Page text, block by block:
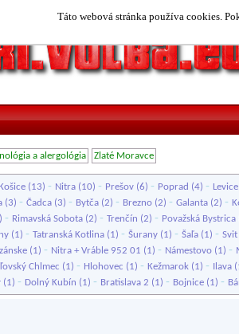
Táto webová stránka používa cookies.
a alergológia Zlaté Moravce
(13) - Nitra (10) - Prešov (6) - Poprad (4) - Levice
(3) - Čadca (3) - Bytča (2) - Brezno (2) - Galanta (2) -
- Rimavská Sobota (2) - Trenčín (2) - Považská Bystrica
(1) - Tatranská Kotlina (1) - Šurany (1) - Šaľa (1) - Svit
(1) - Nitra + Vráble 952 01 (1) - Námestovo (1) -
Chlmec (1) - Hlohovec (1) - Kežmarok (1) - Ilava
(1) - Dolný Kubín (1) - Bratislava 2 (1) - Bojnice (1) -